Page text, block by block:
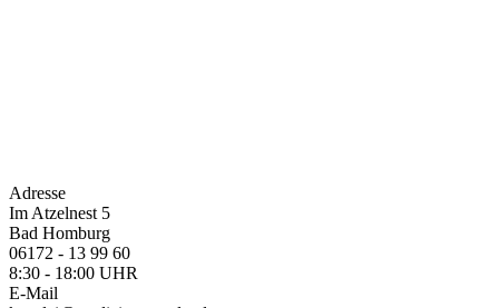
Adresse
Im Atzelnest 5
Bad Homburg
06172 - 13 99 60
8:30 - 18:00 UHR
E-Mail